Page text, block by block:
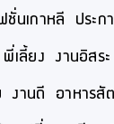
ชั่นเกาหลี ประก
พี่เลี้ยง งานอิสระ
งานดี อาหารสั